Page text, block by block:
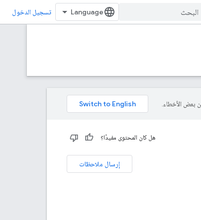
تسجيل الدخول
هل كان المحتوى مفيدًا؟
إرسال ملاحظات